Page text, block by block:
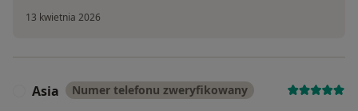
13 kwietnia 2026
Asia Numer telefonu zweryfikowany